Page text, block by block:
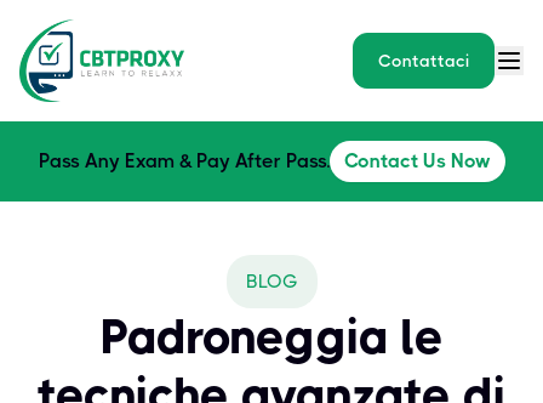
Contattaci
Pass Any Exam & Pay After Pass. Contact Us Now
BLOG
Padroneggia le